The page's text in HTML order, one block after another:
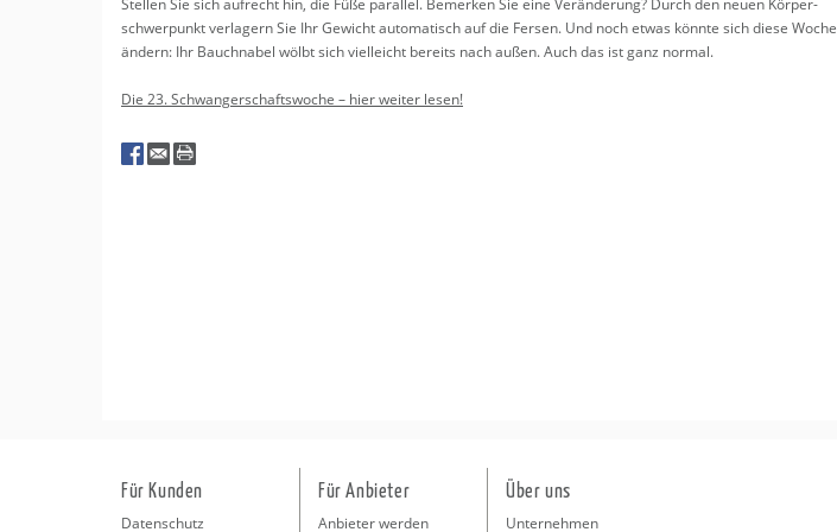
Stel­len Sie sich auf­recht hin, die Füße par­al­lel. Be­mer­ken Sie eine Ver­än­de­rung? Durch den neuen Kör­per­
schwer­punkt ver­la­gern Sie Ihr Ge­wicht au­to­ma­tisch auf die Fer­sen. Und noch etwas könn­te sich diese Woche
än­dern: Ihr Bauch­na­bel wölbt sich viel­leicht be­reits nach außen. Auch das ist ganz nor­mal.
Die 23. Schwan­ger­schafts­wo­che – hier wei­ter lesen!
Für Kunden
Datenschutz
Für Anbieter
Anbieter werden
Über uns
Unternehmen